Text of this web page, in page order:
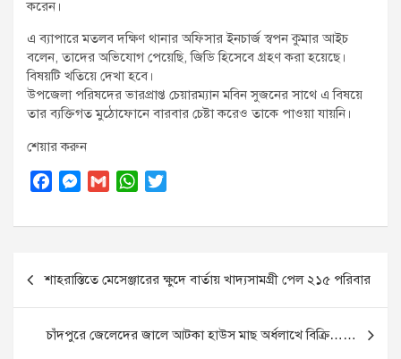
করেন।
এ ব্যাপারে মতলব দক্ষিণ থানার অফিসার ইনচার্জ স্বপন কুমার আইচ
বলেন, তাদের অভিযোগ পেয়েছি, জিডি হিসেবে গ্রহণ করা হয়েছে।
বিষয়টি খতিয়ে দেখা হবে।
উপজেলা পরিষদের ভারপ্রাপ্ত চেয়ারম্যান মবিন সুজনের সাথে এ বিষয়ে
তার ব্যক্তিগত মুঠোফোনে বারবার চেষ্টা করেও তাকে পাওয়া যায়নি।
শেয়ার করুন
c
o
o
k
M
s
n
g
e
G
a
W
a
A
p
p
i
e
r
navigation
শাহরাস্তিতে মেসেঞ্জারের ক্ষুদে বার্তায় খাদ্যসামগ্রী পেল ২১৫ পরিবার
চাঁদপুরে জেলেদের জালে আটকা হাউস মাছ অর্ধলাখে বিক্রি……